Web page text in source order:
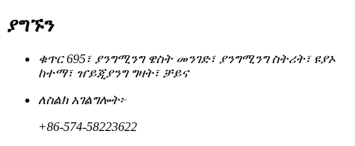
ያግኙን
ቁጥር 695፣ ያንግሚንግ ዌስት መንገድ፣ ያንግሚንግ ስትሪት፣ ዩያኦ
ከተማ፣ ዠይጂያንግ ግዛት፣ ቻይና
ለስልክ አገልግሎት፦
+86-574-58223622